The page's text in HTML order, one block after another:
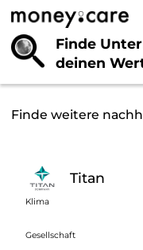
Finde
deinen
Finde weitere
Titan
Klima
Gesellschaft